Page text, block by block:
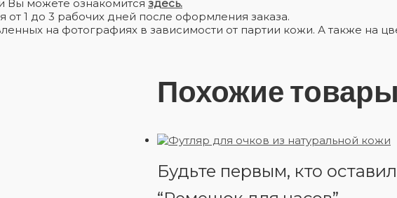
Вы можете ознакомится здесь.
1 до 3 рабочих дней после оформления заказа.
на фотографиях в зависимости от партии кожи. А также на
Будьте первым, кто
Похожие товары